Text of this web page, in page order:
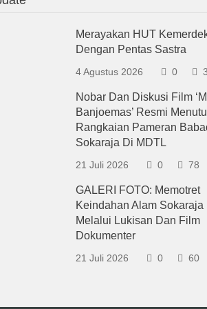
Merayakan HUT
Dengan Pentas Sastra
4 Agustus 2026 0
Nobar Dan Diskusi Film
Banjoemas’ Resmi
Rangkaian Pameran
Sokaraja Di MDTL
21 Juli 2026 0 78
GALERI FOTO: Memotret
Keindahan Alam Sokaraja
Melalui Lukisan Dan Film
Dokumenter
21 Juli 2026 0 60